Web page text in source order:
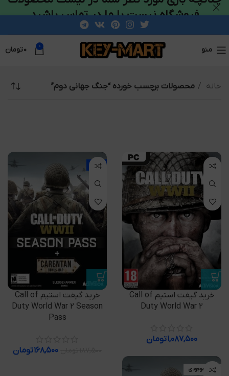
منو 0 ۰تومان
خانه محصولات برچسب خورده “جنگ جهانی دوم”
خرید گیفت استیم Call of
Duty World War 2
۱,۰۸۷,۵۰۰تومان
-10%
خرید گیفت استیم Call of
Duty World War 2 Season
Pass
۱۶۸,۵۰۰تومان
اتمام موجودی
فروشگاه نیست با ما در تماس باشید